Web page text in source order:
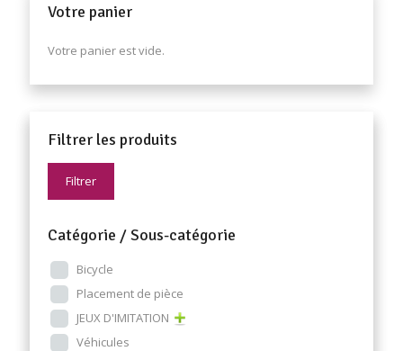
Votre panier
Votre panier est vide.
Filtrer les produits
Filtrer
Catégorie / Sous-catégorie
Bicycle
Placement de pièce
JEUX D'IMITATION
Véhicules